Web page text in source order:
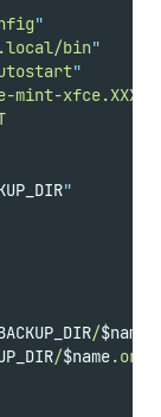
"
bin"
"
"
/$name
/$name